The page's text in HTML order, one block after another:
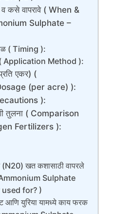
कसे वापरावे ( When &
Sulphate –
वेळ ( Timing ):
( Application Method ):
एकर) (
(per acre) ):
):
तुलना ( Comparison
Fertilizers ):
खत कशासाठी वापरले
Sulphate
for? )
आणि युरिया यामध्ये काय फरक